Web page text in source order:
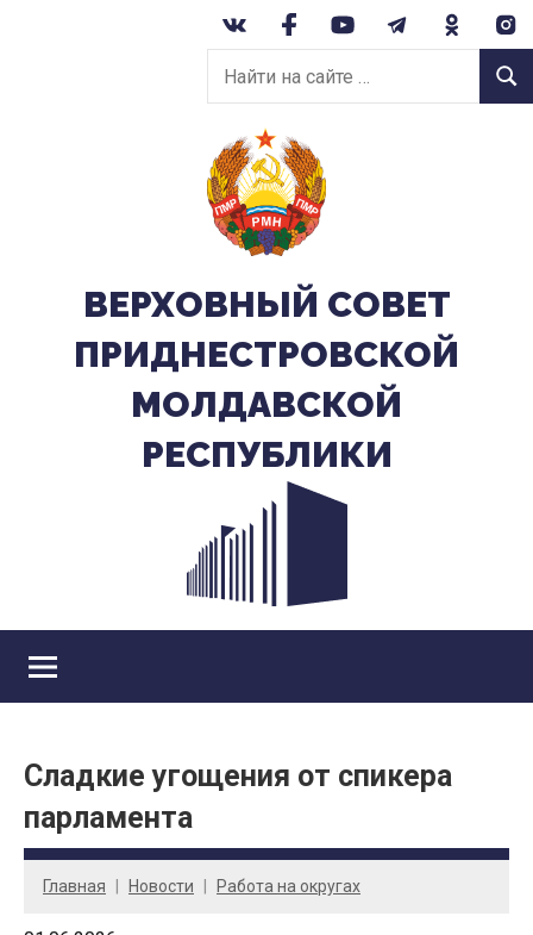
Найти
на
сайте:
ВЕРХОВНЫЙ CОВЕТ
ПРИДНЕСТРОВСКОЙ
МОЛДАВСКОЙ
РЕСПУБЛИКИ
Сладкие угощения от спикера
парламента
Главная Новости Работа на округах